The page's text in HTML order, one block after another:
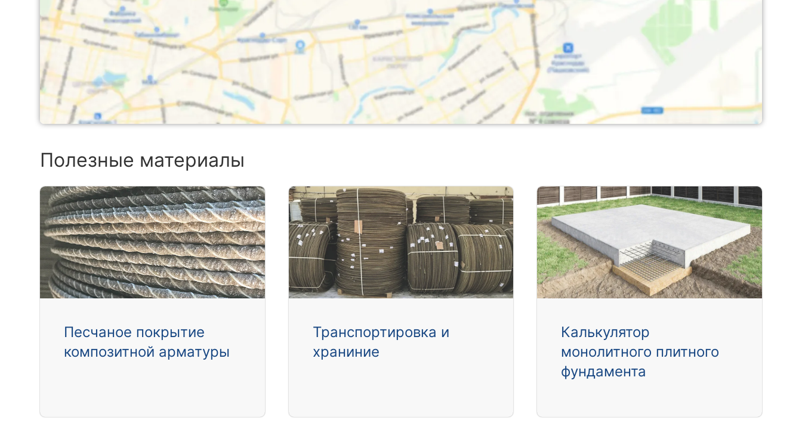
Полезные материалы
Песчаное покрытие
композитной арматуры
Транспортировка и
храниние
Калькулятор
монолитного плитного
фундамента